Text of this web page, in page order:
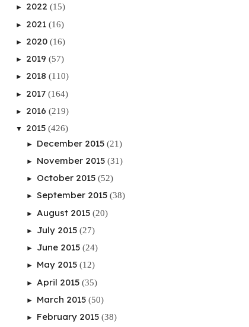
► 2022 (15)
► 2021 (16)
► 2020 (16)
► 2019 (57)
► 2018 (110)
► 2017 (164)
► 2016 (219)
▼ 2015 (426)
► December 2015 (21)
► November 2015 (31)
► October 2015 (52)
► September 2015 (38)
► August 2015 (20)
► July 2015 (27)
► June 2015 (24)
► May 2015 (12)
► April 2015 (35)
► March 2015 (50)
► February 2015 (38)